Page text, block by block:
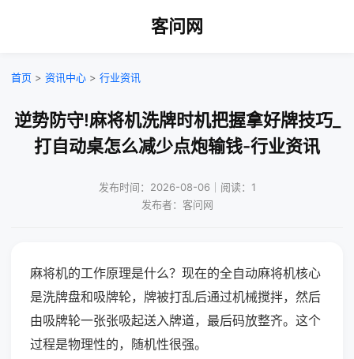
客问网
首页 > 资讯中心 > 行业资讯
逆势防守!麻将机洗牌时机把握拿好牌技巧_
打自动桌怎么减少点炮输钱-行业资讯
发布时间：2026-08-06｜阅读：1
发布者：客问网
麻将机的工作原理是什么？现在的全自动麻将机核心
是洗牌盘和吸牌轮，牌被打乱后通过机械搅拌，然后
由吸牌轮一张张吸起送入牌道，最后码放整齐。这个
过程是物理性的，随机性很强。